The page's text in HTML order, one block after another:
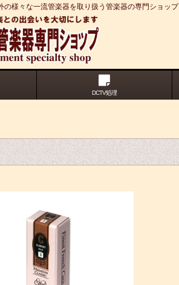
の様々な一流管楽器を取り扱う管楽器の専門ショップ
DCTV処理